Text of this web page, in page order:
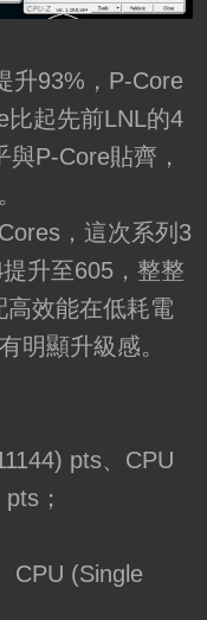
升93%，P-Core
比起先前LNL的4
P-Core貼齊，
，這次系列3
升至605，整整
效能在低耗電
明顯升級感。
pts、CPU
；
CPU (Single